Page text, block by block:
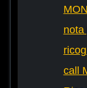
nota
call